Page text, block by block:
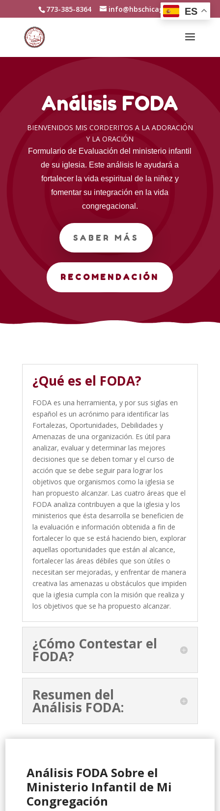
773-385-8364 info@hbschicago.org
Análisis FODA
BIENVENIDOS MIS CORDERITOS A LA ADORACIÓN
Y LA ORACIÓN
Formulario de Evaluación del ministerio infantil
de su iglesia. Este análisis le ayudará a
fortalecer la vida espiritual de la niñez y
fomentar su integración en la vida
congregacional.
SABER MÁS
RECOMENDACIÓN
¿Qué es el FODA?
FODA es una herramienta, y por sus siglas en
español es un acrónimo para identificar las
Fortalezas, Oportunidades, Debilidades y
Amenazas de una organización. Es útil para
analizar, evaluar y determinar las mejores
decisiones que se deben tomar y el curso de
acción que se debe seguir para lograr los
objetivos que organismos como la iglesia se
han propuesto alcanzar. Las cuatro áreas que el
FODA analiza contribuyen a que la iglesia y los
ministerios que ésta desarrolla se beneficien de
la evaluación e información obtenida a fin de
fortalecer lo que se está haciendo bien, explorar
aquellas oportunidades que están al alcance,
fortalecer las áreas débiles que son útiles o
necesitan ser mejoradas, y enfrentar de manera
creativa las amenazas u obstáculos que impiden
que la iglesia cumpla con la misión que realiza y
los objetivos que se ha propuesto alcanzar.
¿Cómo Contestar el
FODA?
Resumen del
Análisis FODA:
Análisis FODA Sobre el
Ministerio Infantil de Mi
Congregación
ES